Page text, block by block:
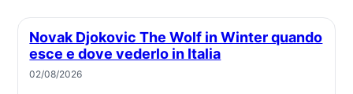
Novak Djokovic The Wolf in Winter quando
esce e dove vederlo in Italia
02/08/2026